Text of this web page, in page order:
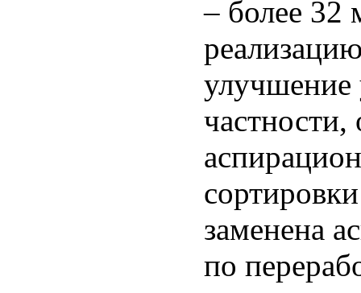
– более 32
улучшение
частности,
заменена
по